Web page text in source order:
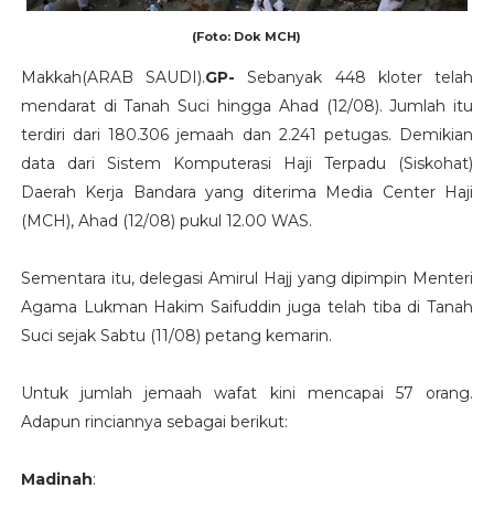
(Foto: Dok MCH)
Makkah(ARAB SAUDI).GP- Sebanyak 448 kloter telah
mendarat di Tanah Suci hingga Ahad (12/08). Jumlah itu
terdiri dari 180.306 jemaah dan 2.241 petugas. Demikian
data dari Sistem Komputerasi Haji Terpadu (Siskohat)
Daerah Kerja Bandara yang diterima Media Center Haji
(MCH), Ahad (12/08) pukul 12.00 WAS.
Sementara itu, delegasi Amirul Hajj yang dipimpin Menteri
Agama Lukman Hakim Saifuddin juga telah tiba di Tanah
Suci sejak Sabtu (11/08) petang kemarin.
Untuk jumlah jemaah wafat kini mencapai 57 orang.
Adapun rinciannya sebagai berikut:
Madinah: